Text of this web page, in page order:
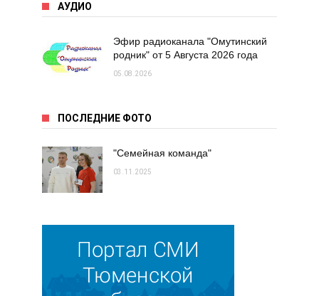
АУДИО
Эфир радиоканала "Омутинский
родник" от 5 Августа 2026 года
05.08.2026
ПОСЛЕДНИЕ ФОТО
"Семейная команда"
03.11.2025